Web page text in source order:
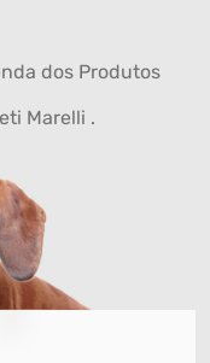
dos Produtos
Marelli .